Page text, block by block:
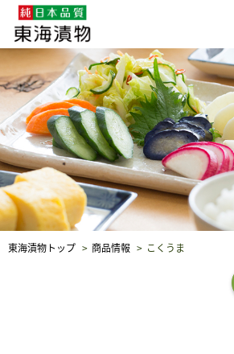
企業・採用情報
東海漬物トップ 商品情報 こくうま